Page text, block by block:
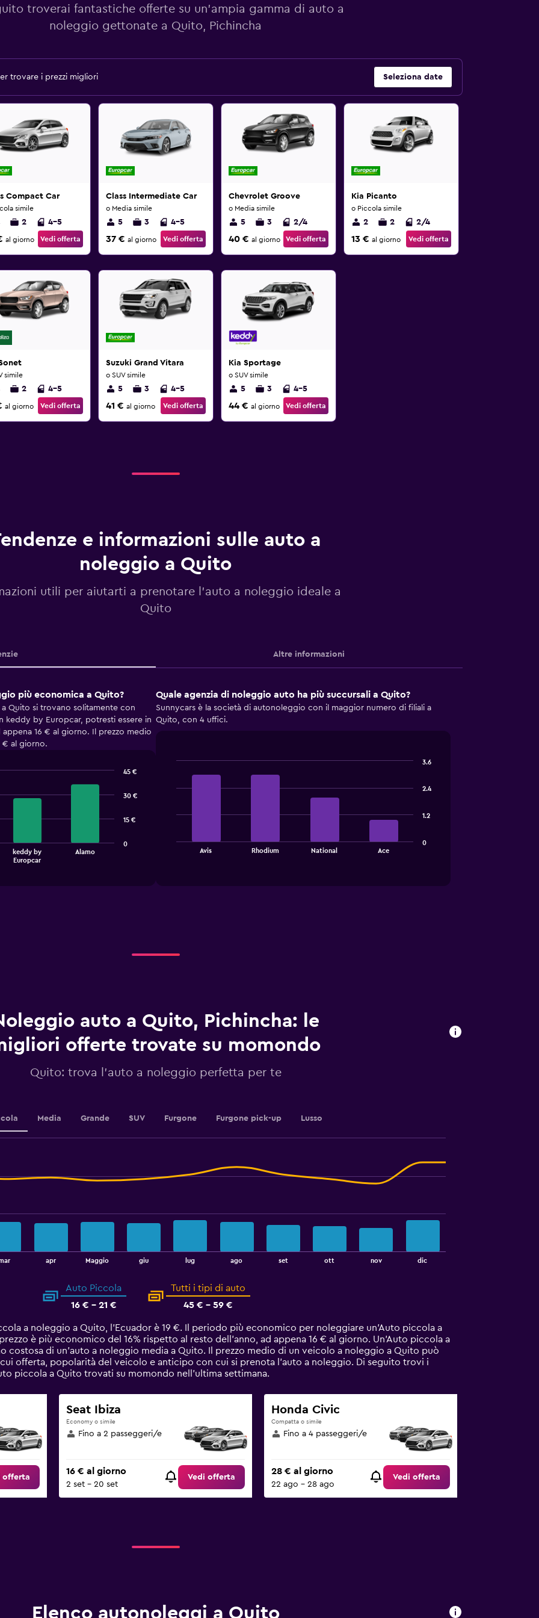
troverai fantastiche offerte su un'ampia gamma di auto a
noleggio gettonate a Quito, Pichincha
trovare i prezzi migliori Seleziona date
Compact Car
simile
2 4-5
al giorno Vedi offerta
Class Intermediate Car
o Media simile
5 3 4-5
37 € al giorno Vedi offerta
Chevrolet Groove
o Media simile
5 3 2/4
40 € al giorno Vedi offerta
Kia Picanto
o Piccola simile
2 2 2/4
13 € al giorno Vedi offerta
simile
2 4-5
al giorno Vedi offerta
Suzuki Grand Vitara
o SUV simile
5 3 4-5
41 € al giorno Vedi offerta
Kia Sportage
o SUV simile
5 3 4-5
44 € al giorno Vedi offerta
e informazioni sulle auto a
noleggio a Quito
utili per aiutarti a prenotare l'auto a noleggio ideale a
Quito
Altre informazioni
più economica a Quito?
Quito si trovano solitamente con
keddy by Europcar, potresti essere in
16 € al giorno. Il prezzo medio
€ al giorno.
keddy by
Europcar
Alamo
0
15 €
30 €
45 €
Quale agenzia di noleggio auto ha più succursali a Quito?
Sunnycars è la società di autonoleggio con il maggior numero di filiali a
Quito, con 4 uffici.
axis
displaying
values.
Range:
to
Avis Rhodium National Ace
0
1.2
2.4
3.6
auto a Quito, Pichincha: le
offerte trovate su momondo
Quito: trova l'auto a noleggio perfetta per te
Media Grande SUV Furgone Furgone pick-up Lusso
apr Maggio giu lug ago set ott nov dic
Auto Piccola
16 € - 21 €
Tutti i tipi di auto
45 € - 59 €
a noleggio a Quito, l'Ecuador è 19 €. Il periodo più economico per noleggiare un'Auto piccola a
è più economico del 16% rispetto al resto dell'anno, ad appena 16 € al giorno. Un'Auto piccola a
costosa di un'auto a noleggio media a Quito. Il prezzo medio di un veicolo a noleggio a Quito può
offerta, popolarità del veicolo e anticipo con cui si prenota l'auto a noleggio. Di seguito trovi i
piccola a Quito trovati su momondo nell'ultima settimana.
offerta
Seat Ibiza
Economy o simile
Fino a 2 passeggeri/e
16 € al giorno
2 set - 20 set
Vedi offerta
Honda Civic
Compatta o simile
Fino a 4 passeggeri/e
28 € al giorno
22 ago - 28 ago
Vedi offerta
Elenco autonoleggi a Quito